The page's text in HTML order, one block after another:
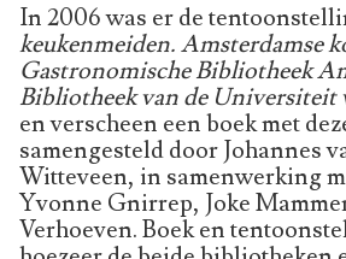
In 2006 was er de
keukenmeiden. Amsterdamse
Gastronomische Bibliotheek
Bibliotheek van de Universiteit
en verscheen een boek met
samengesteld door Johannes
Witteveen, in samenwerking
Yvonne Gnirrep, Joke
Verhoeven. Boek en